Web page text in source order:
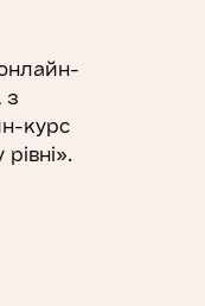
з
курс
де